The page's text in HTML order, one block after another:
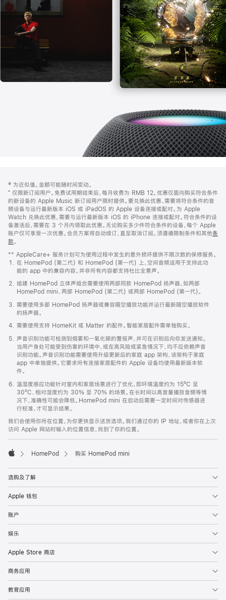
开)
页
页
脚
注
‡ 为近似值。金额可能随时间变动。
⁺ 仅限新订阅用户。免费试用期结束后，每月收费为 RMB 12。优惠仅面向购买符合条件
的新设备的 Apple Music 新订阅用户限时提供。要兑换此优惠，需要将符合条件的音
频设备与运行最新版本 iOS 或 iPadOS 的 Apple 设备连接或配对。为 Apple
Watch 兑换此优惠，需要与运行最新版本 iOS 的 iPhone 连接或配对。符合条件的设
备激活后，需要在 3 个月内领取此优惠。无论购买多少件符合条件的设备，每个 Apple
账户仅可享受一次优惠。会员方案将自动续订，直至取消订阅。须遵循限制条件和其他条
款。
窗
口
中
打
开)
** AppleCare+ 服务计划可为使用过程中发生的意外损坏提供不限次数的保修服务。
在 HomePod (第二代) 和 HomePod (第一代) 上，空间音频适用于支持此功
能的 app 中的兼容内容。并非所有内容都支持杜比全景声。
组建 HomePod 立体声组合需要使用两部同款 HomePod 扬声器，如两部
HomePod mini、两部 HomePod (第二代) 或两部 HomePod (第一代)。
需要使用多部 HomePod 扬声器或兼容隔空播放功能并运行最新隔空播放软件
的扬声器。
需要使用支持 HomeKit 或 Matter 的配件。智能家居配件需单独购买。
声音识别功能可检测到烟雾和一氧化碳的警报声，并可在识别后向你发送通知。
当用户身处可能受到伤害的环境中，或在高风险或紧急情况下，均不应依赖声音
识别功能。声音识别功能需要使用升级更新后的家庭 app 架构，该架构于家庭
app 中单独提供。它要求所有连接家居配件的 Apple 设备均使用最新版本软
件。
温湿度感应功能针对室内和家居场景进行了优化，即环境温度约为 15ºC 至
30ºC、相对湿度约为 30% 至 70% 的场景。在长时间以高音量播放音频等情
况下，准确性可能会降低。HomePod mini 在启动后需要一定时间对传感器进
行校准，才可显示结果。
我们会使用你所在位置，为你更快显示送货选项。我们通过你的 IP 地址，或者你在上次
访问 Apple 网站时输入的位置信息，找到了你的位置。
HomePod 购买 HomePod mini
选购及了解
Apple 钱包
账户
娱乐
Apple Store 商店
商务应用
教育应用